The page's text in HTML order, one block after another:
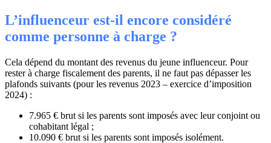
L’influenceur est-il encore considéré
comme personne à charge ?
Cela dépend du montant des revenus du jeune influenceur. Pour
rester à charge fiscalement des parents, il ne faut pas dépasser les
plafonds suivants (pour les revenus 2023 – exercice d’imposition
2024) :
7.965 € brut si les parents sont imposés avec leur conjoint ou
cohabitant légal ;
10.090 € brut si les parents sont imposés isolément.